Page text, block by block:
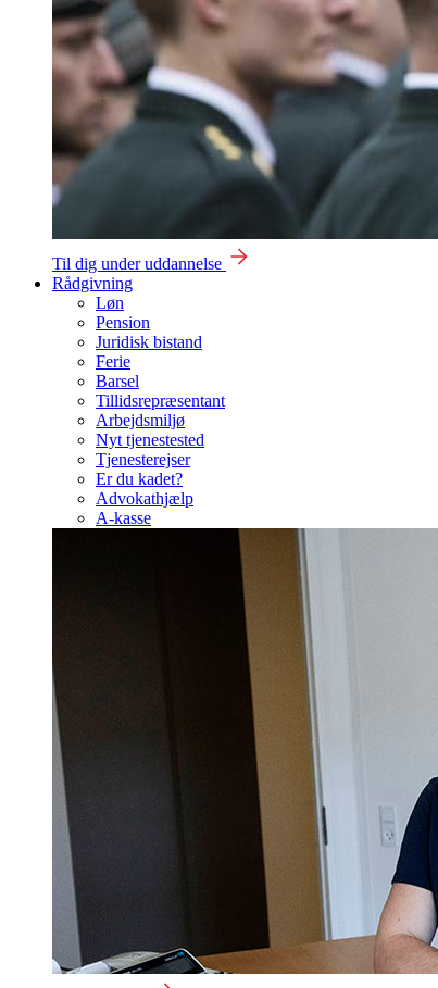
Til dig under uddannelse
Rådgivning
Løn
Pension
Juridisk bistand
Ferie
Barsel
Tillidsrepræsentant
Arbejdsmiljø
Nyt tjenestested
Tjenesterejser
Er du kadet?
Advokathjælp
A-kasse